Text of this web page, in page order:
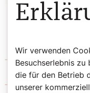
Pfarre
Maria Gugging
Wir verwenden
Besuchserlebnis zu
die für den Betrieb
unserer